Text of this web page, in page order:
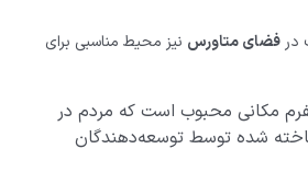
در فضای متاورس نیز محیط مناسبی برای
مکانی محبوب است که مردم در
شده توسط توسعه‌دهندگان